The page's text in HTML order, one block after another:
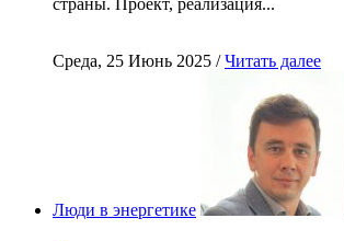
страны. Проект, реализация...
Среда, 25 Июнь 2025 /Читать далее
Люди в энергетике